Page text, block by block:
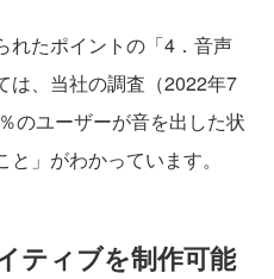
れたポイントの「4．音声
は、当社の調査（2022年7
のユーザーが音を出した状
」がわかっています。
ティブを制作可能